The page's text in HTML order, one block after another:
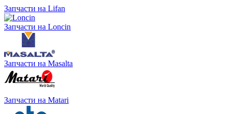
Запчасти на Lifan
Запчасти на Loncin
Запчасти на Masalta
Запчасти на Matari